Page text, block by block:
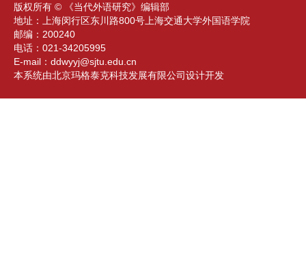
版权所有 © 《当代外语研究》编辑部
地址：上海闵行区东川路800号上海交通大学外国语学院
邮编：200240
电话：021-34205995
E-mail： ddwyyj@sjtu.edu.cn
本系统由北京玛格泰克科技发展有限公司设计开发